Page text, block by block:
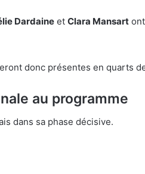
Dardaine et Clara Mansart
donc présentes en quarts
au programme
dans sa phase décisive.